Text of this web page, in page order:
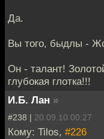
Да.
Вы того, быдлы -
Он - талант!
глубокая глотка!!!
И.Б. Лан »
#238 | 20.09.10 00:27
Кому: Tilos, #226